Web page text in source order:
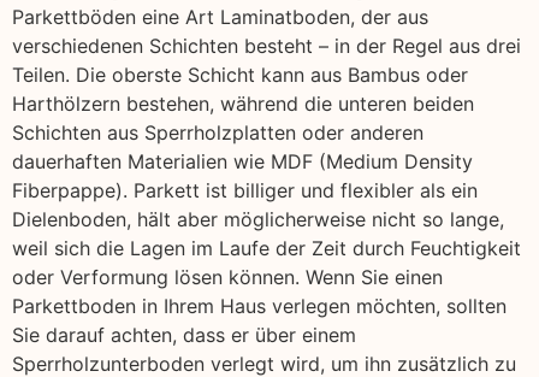
Parkettböden eine Art Laminatboden, der aus
verschiedenen Schichten besteht – in der Regel aus drei
Teilen. Die oberste Schicht kann aus Bambus oder
Harthölzern bestehen, während die unteren beiden
Schichten aus Sperrholzplatten oder anderen
dauerhaften Materialien wie MDF (Medium Density
Fiberpappe). Parkett ist billiger und flexibler als ein
Dielenboden, hält aber möglicherweise nicht so lange,
weil sich die Lagen im Laufe der Zeit durch Feuchtigkeit
oder Verformung lösen können. Wenn Sie einen
Parkettboden in Ihrem Haus verlegen möchten, sollten
Sie darauf achten, dass er über einem
Sperrholzunterboden verlegt wird, um ihn zusätzlich zu